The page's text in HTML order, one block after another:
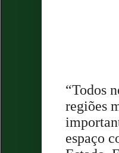
“Todos
regiões
espaço